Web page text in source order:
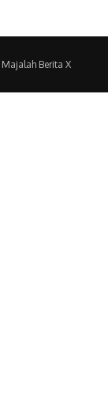
Majalah Berita X